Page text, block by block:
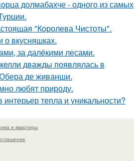
долмабахче - одного из самых
"Королева Чистоты".
о вкусняшках.
за далёкими лесами.
дважды появлялась в
де живанши.
любят природу.
интерьер тепла и уникальности?
и квартиры